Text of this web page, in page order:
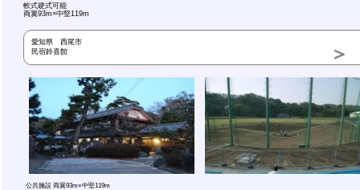
軟式硬式可能
両翼93m×中堅119m
愛知県 西尾市
民宿鈴喜館
公共施設 両翼93m×中堅119m